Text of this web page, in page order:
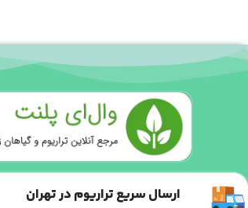
ارسال سریع تراریوم در تهران